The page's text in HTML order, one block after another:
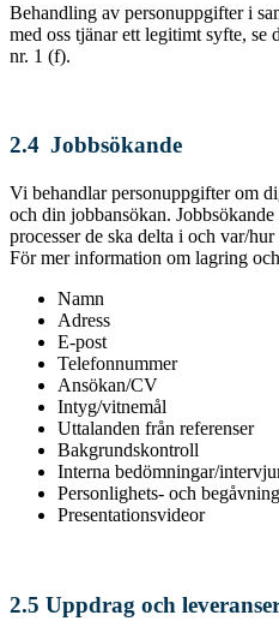
Behandling av personuppgifter i
med oss tjänar ett legitimt syfte, se
nr. 1 (f).
2.4 Jobbsökande
Vi behandlar personuppgifter om
och din jobbansökan.
processer de ska delta i och var/
För mer information om lagring
Namn
Adress
E-post
Telefonnummer
Ansökan/CV
Intyg/vitnemål
Uttalanden från referenser
Bakgrundskontroll
Interna bedömningar/
Personlighets- och
Presentationsvideor
2.5 Uppdrag och